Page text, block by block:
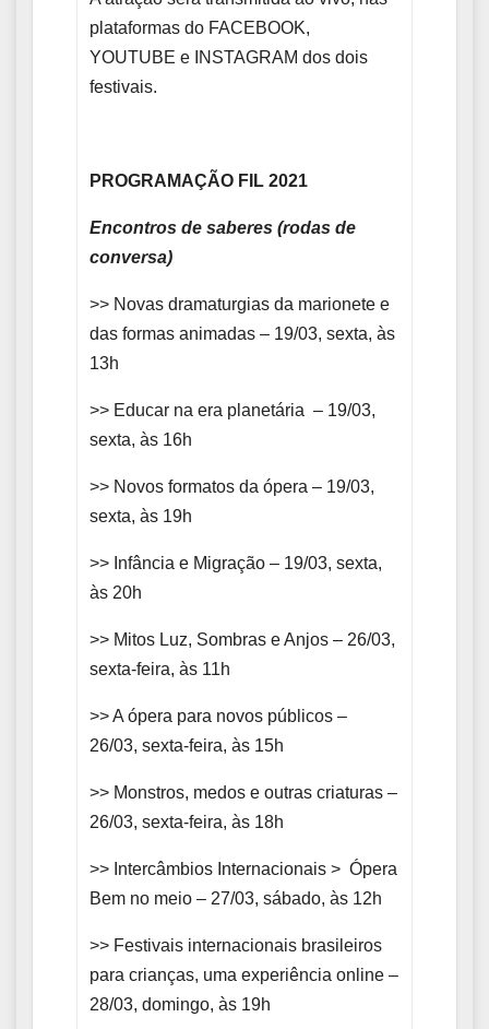
plataformas do FACEBOOK,
YOUTUBE e INSTAGRAM dos dois
festivais.
PROGRAMAÇÃO FIL 2021
Encontros de saberes (rodas de
conversa)
>> Novas dramaturgias da marionete e
das formas animadas – 19/03, sexta, às
13h
>> Educar na era planetária – 19/03,
sexta, às 16h
>> Novos formatos da ópera – 19/03,
sexta, às 19h
>> Infância e Migração – 19/03, sexta,
às 20h
>> Mitos Luz, Sombras e Anjos – 26/03,
sexta-feira, às 11h
>> A ópera para novos públicos –
26/03, sexta-feira, às 15h
>> Monstros, medos e outras criaturas –
26/03, sexta-feira, às 18h
>> Intercâmbios Internacionais > Ópera
Bem no meio – 27/03, sábado, às 12h
>> Festivais internacionais brasileiros
para crianças, uma experiência online –
28/03, domingo, às 19h